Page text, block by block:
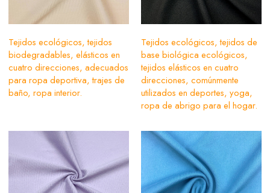
Tejidos ecológicos, tejidos
biodegradables, elásticos en
cuatro direcciones, adecuados
para ropa deportiva, trajes de
baño, ropa interior.
Tejidos ecológicos, tejidos de
base biológica ecológicos,
tejidos elásticos en cuatro
direcciones, comúnmente
utilizados en deportes, yoga,
ropa de abrigo para el hogar.